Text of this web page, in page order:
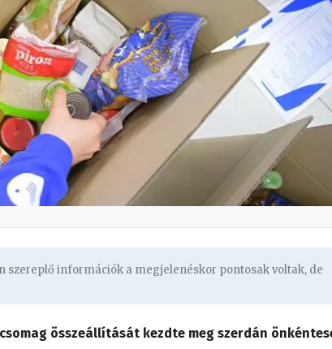
szereplő információk a megjelenéskor pontosak voltak, de
összeállítását kezdte meg szerdán